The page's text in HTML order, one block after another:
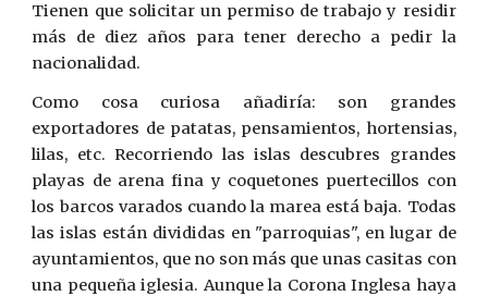
Tienen que solicitar un permiso de trabajo y residir
más de diez años para tener derecho a pedir la
nacionalidad.
Como cosa curiosa añadiría: son grandes
exportadores de patatas, pensamientos, hortensias,
lilas, etc. Recorriendo las islas descubres grandes
playas de arena fina y coquetones puertecillos con
los barcos varados cuando la marea está baja. Todas
las islas están divididas en "parroquias", en lugar de
ayuntamientos, que no son más que unas casitas con
una pequeña iglesia. Aunque la Corona Inglesa haya